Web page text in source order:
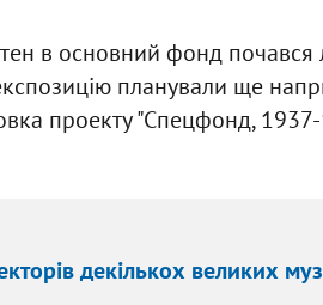
в основний фонд
планували ще
проекту "Спецфонд,
декількох великих